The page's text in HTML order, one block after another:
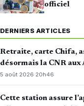
officiel
DERNIERS ARTICLES
Retraite, carte Chifa,
désormais la CNR
5 août 2026·20h46
Cette station assure